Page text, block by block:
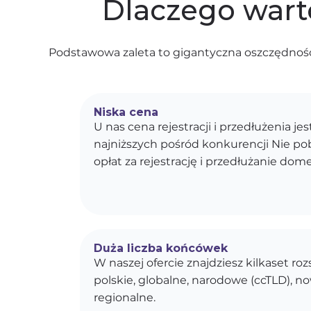
Dlaczego
Podstawowa zaleta to gigantyczna
Niska cena
U nas cena rejestracji i przedłużenia
najniższych pośród konkurencji Nie
opłat za rejestrację i przedłużanie
Duża liczba końcówek
W naszej ofercie znajdziesz kilkaset
polskie, globalne, narodowe (ccTLD),
regionalne.